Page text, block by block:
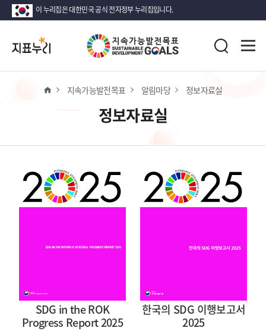
이 누리집은 대한민국 공식 전자정부 누리집입니다.
지
표
누
검
홈 지속가능발전목표 알림마당 정보자료실
정보자료실
SDG in the ROK
Progress Report 2025
한국의 SDG 이행보고서
2025